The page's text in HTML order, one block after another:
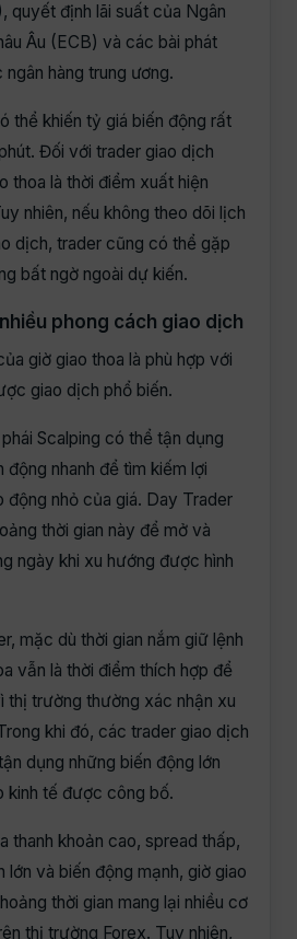
quyết định lãi suất của Ngân
Âu (ECB) và các bài phát
hàng trung ương.
thể khiến tỷ giá biến động rất
Đối với trader giao dịch
thoa là thời điểm xuất hiện
nhiên, nếu không theo dõi lịch
dịch, trader cũng có thể gặp
bất ngờ ngoài dự kiến.
phong cách giao dịch
giờ giao thoa là phù hợp với
giao dịch phổ biến.
Scalping có thể tận dụng
động nhanh để tìm kiếm lợi
động nhỏ của giá. Day Trader
thời gian này để mở và
ngày khi xu hướng được hình
mặc dù thời gian nắm giữ lệnh
vẫn là thời điểm thích hợp để
thị trường thường xác nhận xu
khi đó, các trader giao dịch
dụng những biến động lớn
kinh tế được công bố.
thanh khoản cao, spread thấp,
lớn và biến động mạnh, giờ giao
thời gian mang lại nhiều cơ
thị trường Forex. Tuy nhiên,